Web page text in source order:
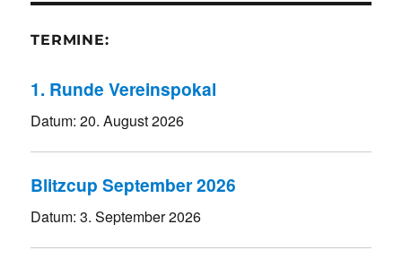
TERMINE:
1. Runde Vereinspokal
Datum:20. August 2026
Blitzcup September 2026
Datum:3. September 2026